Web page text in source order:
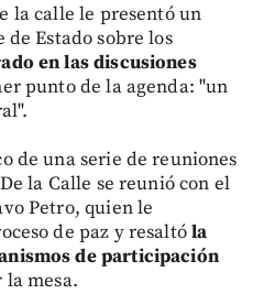
la calle le presentó un
Estado sobre los
en las discusiones
punto de la agenda: "un
de una serie de reuniones
la Calle se reunió con el
Petro, quien le
de paz y resaltóla
de participación
la mesa.